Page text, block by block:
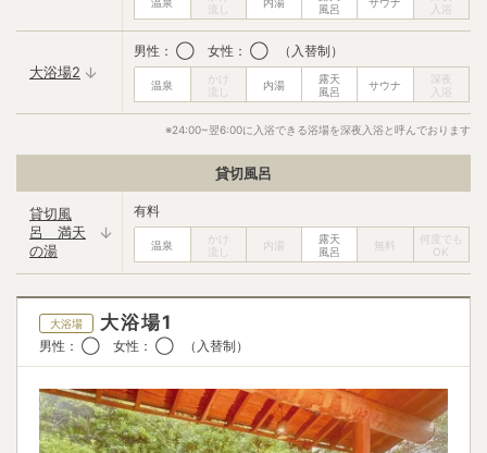
◯
綿棒
◯
歯ブラシ
◯
フェイスタオル
✕
飲み物サービス
ベビーベッド
飲み物
◯
マッサージ機
◯
テレビ・雑誌・新聞
畳
大浴場2
男性： ◯ 女性： ◯ （入替制）
※24:00~翌6:00に入浴できる浴場を深夜入浴と呼んでおります
貸切風呂
貸切風
呂 満天
の湯
有料
大浴場 大浴場1
男性： ◯ 女性： ◯ （入替制）